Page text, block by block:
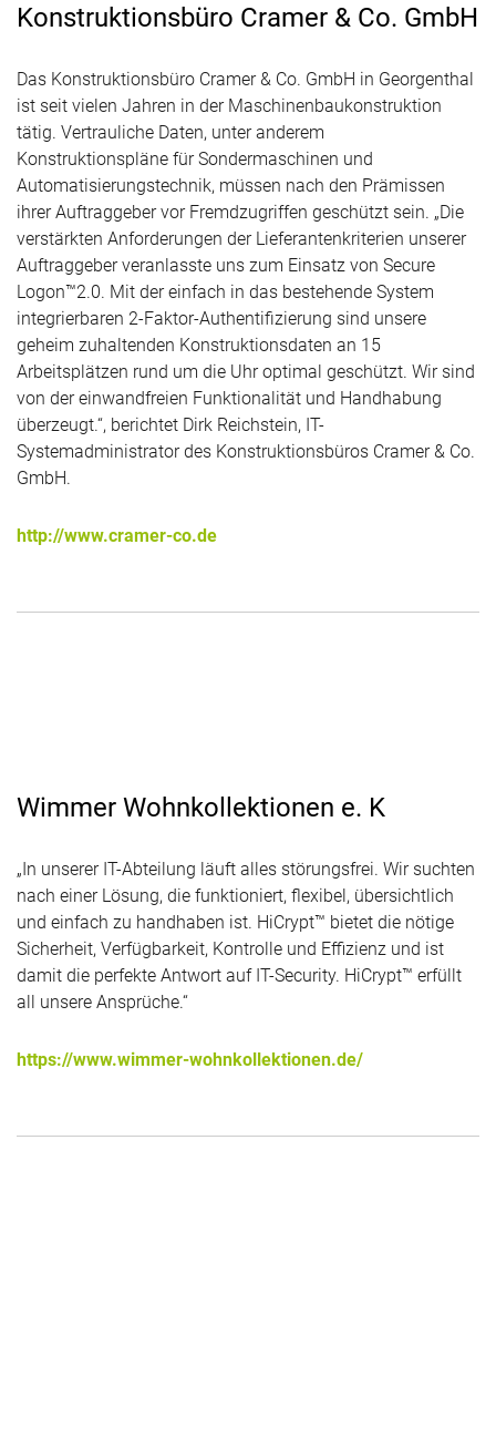
Konstruktionsbüro Cramer & Co. GmbH
Das Konstruktionsbüro Cramer & Co. GmbH in Georgenthal
ist seit vielen Jahren in der Maschinenbaukonstruktion
tätig. Vertrauliche Daten, unter anderem
Konstruktionspläne für Sondermaschinen und
Automatisierungstechnik, müssen nach den Prämissen
ihrer Auftraggeber vor Fremdzugriffen geschützt sein. „Die
verstärkten Anforderungen der Lieferantenkriterien unserer
Auftraggeber veranlasste uns zum Einsatz von Secure
Logon™2.0. Mit der einfach in das bestehende System
integrierbaren 2-Faktor-Authentifizierung sind unsere
geheim zuhaltenden Konstruktionsdaten an 15
Arbeitsplätzen rund um die Uhr optimal geschützt. Wir sind
von der einwandfreien Funktionalität und Handhabung
überzeugt.“, berichtet Dirk Reichstein, IT-
Systemadministrator des Konstruktionsbüros Cramer & Co.
GmbH.
http://www.cramer-co.de
Wimmer Wohnkollektionen e. K
„In unserer IT-Abteilung läuft alles störungsfrei. Wir suchten
nach einer Lösung, die funktioniert, flexibel, übersichtlich
und einfach zu handhaben ist. HiCrypt™ bietet die nötige
Sicherheit, Verfügbarkeit, Kontrolle und Effizienz und ist
damit die perfekte Antwort auf IT-Security. HiCrypt™ erfüllt
all unsere Ansprüche.“
https://www.wimmer-wohnkollektionen.de/